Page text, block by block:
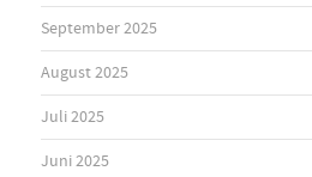
September 2025
August 2025
Juli 2025
Juni 2025